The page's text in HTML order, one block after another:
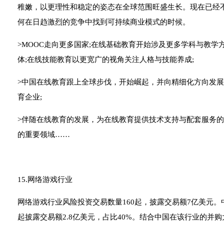
稚嫩，以更理性和稳定的姿态在全球范围旺盛生长。现在已
何在日趋激烈的竞争中找到可持续商业模式的时候。
>MOOC走向更多国家;在线基础教育开始涉及更多学科与教学
体;在线技能教育以更宽广的视角关注人格与技能养成;
>中国在线教育跟上全球步伐，开始崛起，并向精细化方向发
育企业;
>伴随在线教育的发展，为在线教育提供技术支持与配套服务
的重要领域……
15.网络游戏行业
网络游戏行业风险投资交易数量160起，披露交易额7亿美元
起披露交易额2.8亿美元，占比40%。结合中国在该行业的并